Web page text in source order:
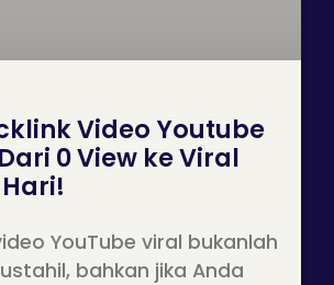
Video Youtube
0 View ke Viral
YouTube viral bukanlah
bahkan jika Anda